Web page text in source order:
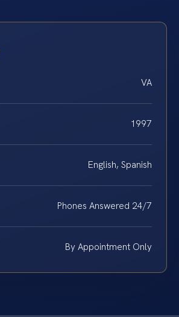
VA
1997
English, Spanish
Phones Answered 24/7
By Appointment Only